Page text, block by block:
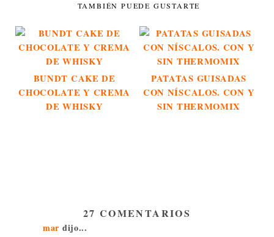
TAMBIÉN PUEDE GUSTARTE
BUNDT CAKE DE
CHOCOLATE Y CREMA
DE WHISKY
PATATAS GUISADAS
CON NÍSCALOS. CON Y
SIN THERMOMIX
27 COMENTARIOS
mar dijo...